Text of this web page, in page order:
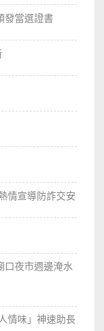
發當選證書
情宣導防詐交安
夜市週邊淹水
情味」神速助長